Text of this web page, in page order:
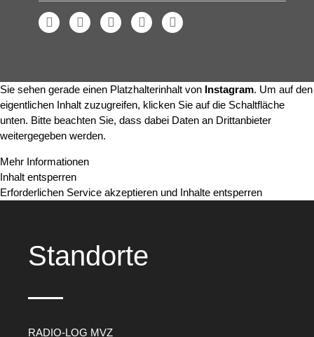
Sie sehen gerade einen Platzhalterinhalt von Instagram. Um auf den
eigentlichen Inhalt zuzugreifen, klicken Sie auf die Schaltfläche
unten. Bitte beachten Sie, dass dabei Daten an Drittanbieter
weitergegeben werden.
Mehr Informationen
Inhalt entsperren
Erforderlichen Service akzeptieren und Inhalte entsperren
Standorte
RADIO-LOG MVZ